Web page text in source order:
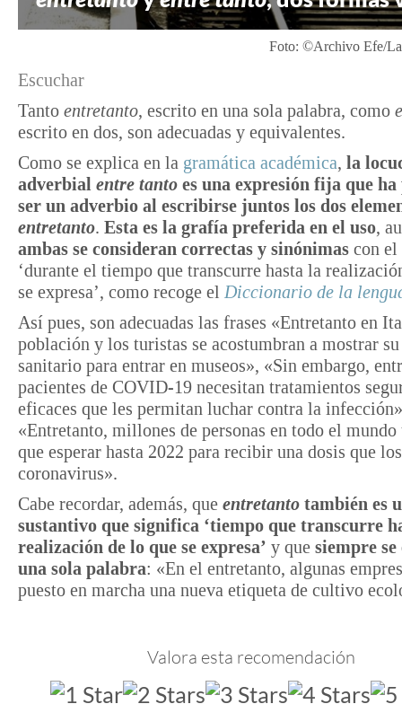
Foto: ©Archivo Efe/
Escuchar
Tanto entretanto, escrito en una sola palabra, como
escrito en dos, son adecuadas y equivalentes.
Como se explica en la gramática académica, la
adverbial entre tanto es una expresión fija que ha
ser un adverbio al escribirse juntos los dos
entretanto. Esta es la grafía preferida en el uso,
ambas se consideran correctas y sinónimas con el
‘durante el tiempo que transcurre hasta la
se expresa’, como recoge el Diccionario de la
Así pues, son adecuadas las frases «Entretanto en
población y los turistas se acostumbran a mostrar
sanitario para entrar en museos», «Sin embargo,
pacientes de COVID-19 necesitan tratamientos
eficaces que les permitan luchar contra la
«Entretanto, millones de personas en todo el mundo
que esperar hasta 2022 para recibir una dosis que
coronavirus».
Cabe recordar, además, que entretanto también es
sustantivo que significa ‘tiempo que transcurre
realización de lo que se expresa’ y que siempre se
una sola palabra: «En el entretanto, algunas
puesto en marcha una nueva etiqueta de cultivo
Valora esta recomendación